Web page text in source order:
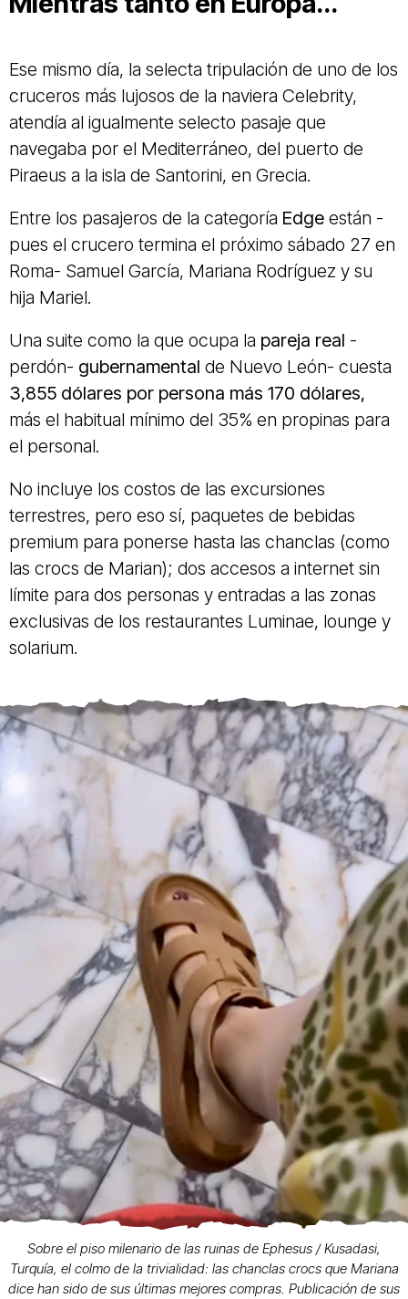
Ese mismo día, la selecta tripulación de uno de los
cruceros más lujosos de la naviera Celebrity,
atendía al igualmente selecto pasaje que
navegaba por el Mediterráneo, del puerto de
Piraeus a la isla de Santorini, en Grecia.
Entre los pasajeros de la categoría Edge están -
pues el crucero termina el próximo sábado 27 en
Roma- Samuel García, Mariana Rodríguez y su
hija Mariel.
Una suite como la que ocupa la pareja real -
perdón- gubernamental de Nuevo León- cuesta
3,855 dólares por persona más 170 dólares,
más el habitual mínimo del 35% en propinas para
el personal.
No incluye los costos de las excursiones
terrestres, pero eso sí, paquetes de bebidas
premium para ponerse hasta las chanclas (como
las crocs de Marian); dos accesos a internet sin
límite para dos personas y entradas a las zonas
exclusivas de los restaurantes Luminae, lounge y
solarium.
Sobre el piso milenario de las ruinas de Ephesus / Kusadasi,
Turquía, el colmo de la trivialidad: las chanclas crocs que Mariana
dice han sido de sus últimas mejores compras. Publicación de sus